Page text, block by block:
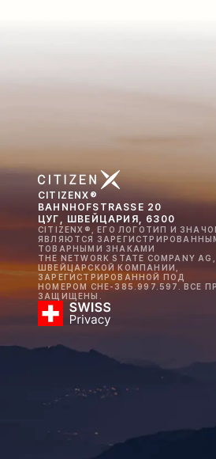
CITIZENX®
BAHNHOFSTRASSE 20
ЦУГ, ШВЕЙЦАРИЯ, 6300
CITIZENX®, ЕГО ЛОГОТИП И
ЯВЛЯЮТСЯ
ТОВАРНЫМИ ЗНАКАМИ
THE NETWORK STATE COMPANY AG,
ШВЕЙЦАРСКОЙ КОМПАНИИ,
ЗАРЕГИСТРИРОВАННОЙ ПОД
НОМЕРОМ CHE-385.997.597. ВСЕ
ЗАЩИЩЕНЫ.